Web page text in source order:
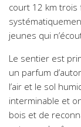
court 12 km trois
jeunes qui
Le sentier est
un parfum
l’air et le sol
interminable et
bois et de